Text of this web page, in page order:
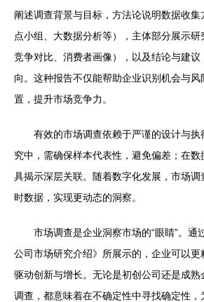
阐述调查背景与目标，方法论说明数据收
点小组、大数据分析等），主体部分展示研
竞争对比、消费者画像），以及结论与建
向。这种报告不仅能帮助企业识别机会与
置，提升市场竞争力。
有效的市场调查依赖于严谨的设计与
究中，需确保样本代表性，避免偏差；在
具揭示深层关联。随着数字化发展，市场
时数据，实现更动态的洞察。
市场调查是企业洞察市场的“眼睛”。通
公司市场研究介绍》所展示的，企业可以更
驱动创新与增长。无论是初创公司还是成
调查，都意味着在不确定性中寻找确定性，